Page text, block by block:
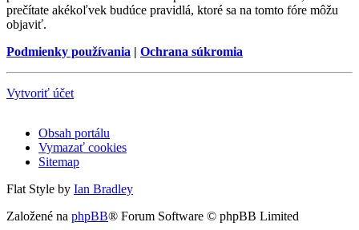
prečítate akékoľvek budúce pravidlá, ktoré sa na tomto fóre môžu
objaviť.
Podmienky používania | Ochrana súkromia
Vytvoriť účet
Obsah portálu
Vymazať cookies
Sitemap
Flat Style by Ian Bradley
Založené na phpBB® Forum Software © phpBB Limited